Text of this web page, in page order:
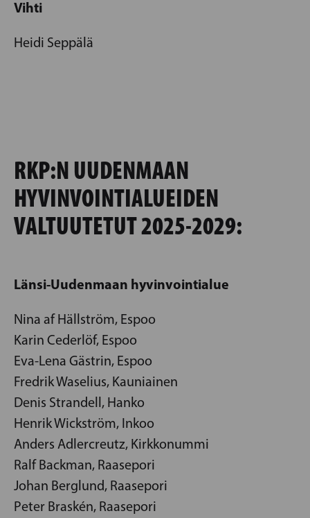
Vihti
Heidi Seppälä
RKP:N UUDENMAAN
HYVINVOINTIALUEIDEN
VALTUUTETUT 2025-2029:
Länsi-Uudenmaan hyvinvointialue
Nina af Hällström, Espoo
Karin Cederlöf, Espoo
Eva-Lena Gästrin, Espoo
Fredrik Waselius, Kauniainen
Denis Strandell, Hanko
Henrik Wickström, Inkoo
Anders Adlercreutz, Kirkkonummi
Ralf Backman, Raasepori
Johan Berglund, Raasepori
Peter Braskén, Raasepori